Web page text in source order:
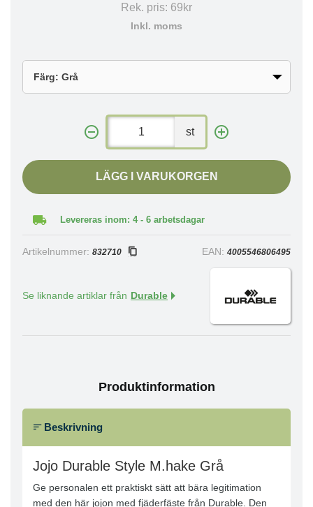
Rek. pris: 69kr
Inkl. moms
st
LÄGG I VARUKORGEN
Levereras inom: 4 - 6 arbetsdagar
Artikelnummer: 832710 EAN: 4005546806495
Se liknande artiklar från Durable
Produktinformation
Beskrivning
Jojo Durable Style M.hake Grå
Ge personalen ett praktiskt sätt att bära legitimation
med den här jojon med fjäderfäste från Durable. Den